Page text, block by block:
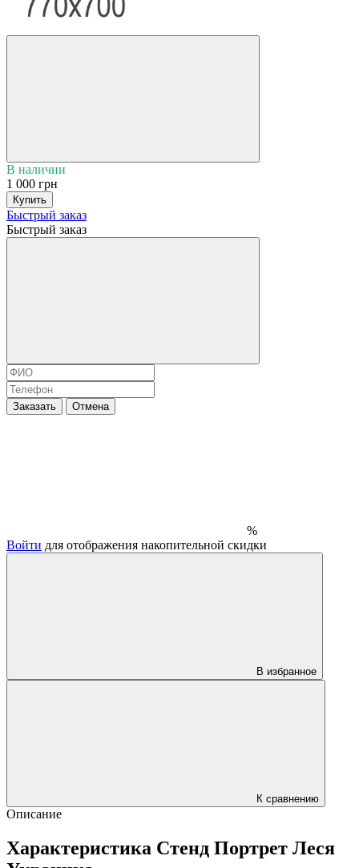
В наличии
1 000 грн
Купить
Быстрый заказ
Быстрый заказ
Заказать Отмена
%
Войти для отображения накопительной скидки
В избранное
К сравнению
Описание
Характеристика Стенд Портрет Леся